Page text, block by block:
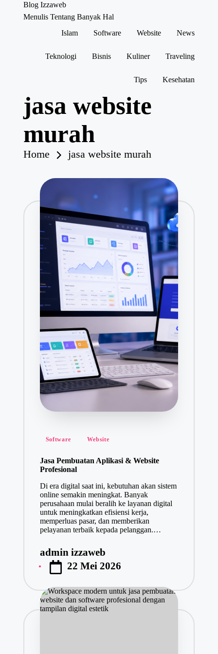
Blog Izzaweb
Menulis Tentang Banyak Hal
Islam
Software Website News
Teknologi Bisnis Kuliner Traveling
Tips Kesehatan
jasa website
murah
Home jasa website murah
Posted
Software Website
Jasa Pembuatan Aplikasi & Website
Profesional
Di era digital saat ini, kebutuhan akan sistem
online semakin meningkat. Banyak
perusahaan mulai beralih ke layanan digital
untuk meningkatkan efisiensi kerja,
memperluas pasar, dan memberikan
pelayanan terbaik kepada pelanggan.…
Posted
by
admin izzaweb
22 Mei 2026